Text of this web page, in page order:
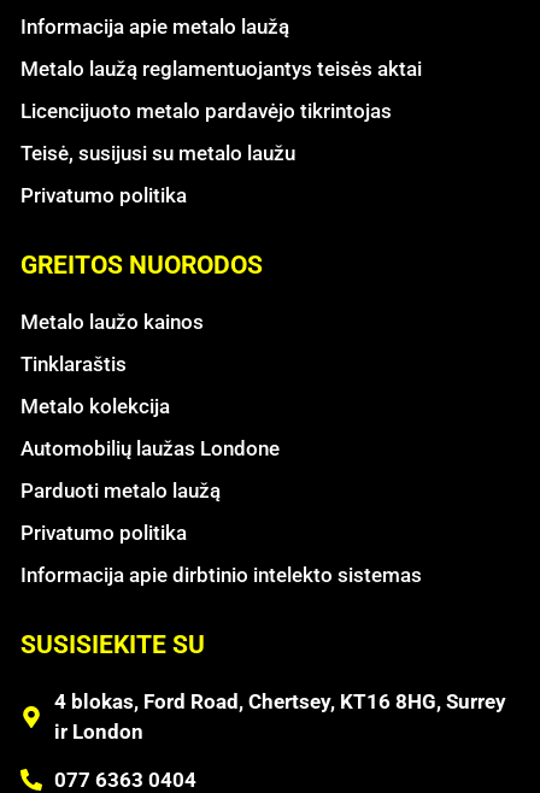
Informacija apie metalo laužą
Metalo laužą reglamentuojantys teisės aktai
Licencijuoto metalo pardavėjo tikrintojas
Teisė, susijusi su metalo laužu
Privatumo politika
GREITOS NUORODOS
Metalo laužo kainos
Tinklaraštis
Metalo kolekcija
Automobilių laužas Londone
Parduoti metalo laužą
Privatumo politika
Informacija apie dirbtinio intelekto sistemas
SUSISIEKITE SU
4 blokas, Ford Road, Chertsey, KT16 8HG, Surrey
ir London
077 6363 0404